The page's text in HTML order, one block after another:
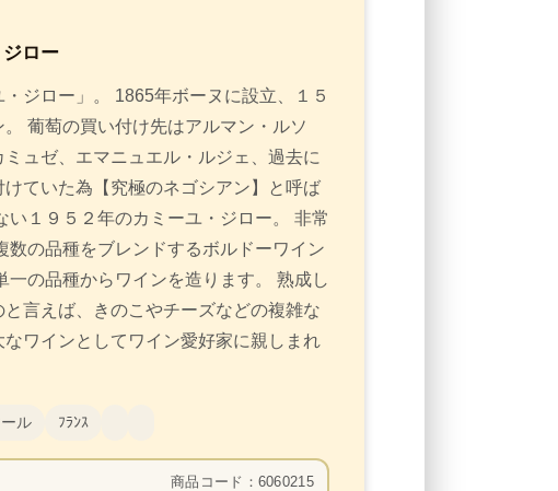
ロー
ジロー」。 1865年ボーヌに設立、１５
葡萄の買い付け先はアルマン・ルソ
ュゼ、エマニュエル・ルジェ、過去に
ていた為【究極のネゴシアン】と呼ば
い１９５２年のカミーユ・ジロー。 非常
数の品種をブレンドするボルドーワイン
一の品種からワインを造ります。 熟成し
言えば、きのこやチーズなどの複雑な
ワインとしてワイン愛好家に親しまれ
ル ﾌﾗﾝｽ
商品コード：6060215